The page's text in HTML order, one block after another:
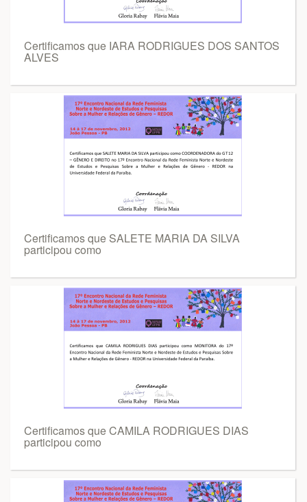
Certificamos que IARA RODRIGUES DOS SANTOS
ALVES
Certificamos que SALETE MARIA DA SILVA
participou como
Certificamos que CAMILA RODRIGUES DIAS
participou como